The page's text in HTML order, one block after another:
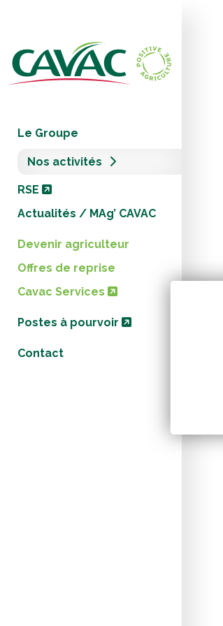
Le Groupe
Nos activités
RSE
Actualités / MAg’ CAVAC
Devenir agriculteur
Offres de reprise
Cavac Services
Postes à pourvoir
Contact